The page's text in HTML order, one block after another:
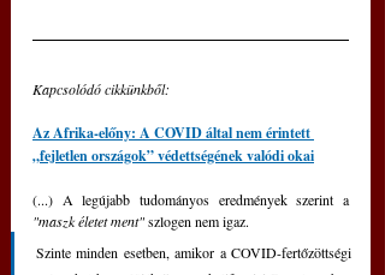
Kapcsolódó cikkünkből:
Az Afrika-előny: A COVID által nem érintett
„fejletlen országok” védettségének valódi okai
(...) A legújabb tudományos eredmények szerint a
"maszk életet ment" szlogen nem igaz.
Szinte minden esetben, amikor a COVID-fertőzöttségi